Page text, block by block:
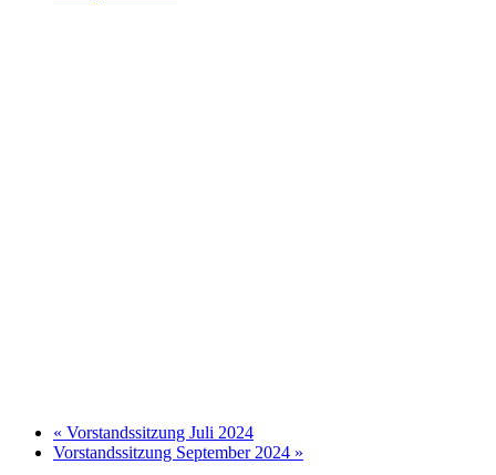
« Vorstandssitzung Juli 2024
Vorstandssitzung September 2024 »